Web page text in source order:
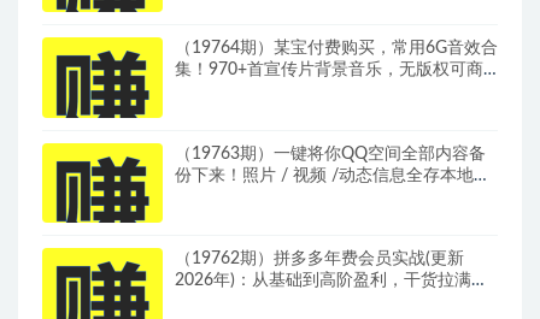
（19764期）某宝付费购买，常用6G音效合
集！970+首宣传片背景音乐，无版权可商
（19763期）一键将你QQ空间全部内容备
份下来！照片 / 视频 /动态信息全存本地，
（19762期）拼多多年费会员实战(更新
2026年)：从基础到高阶盈利，干货拉满，